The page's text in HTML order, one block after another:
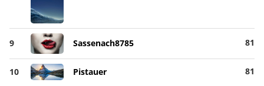
9 Sassenach8785 81
10 Pistauer 81